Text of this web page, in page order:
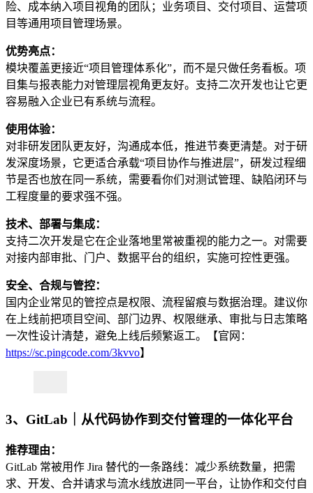
险、成本纳入项目视角的团队；业务项目、交付项目、运营项
目等通用项目管理场景。
优势亮点：
模块覆盖更接近“项目管理体系化”，而不是只做任务看板。项
目集与报表能力对管理层视角更友好。支持二次开发也让它更
容易融入企业已有系统与流程。
使用体验：
对非研发团队更友好，沟通成本低，推进节奏更清楚。对于研
发深度场景，它更适合承载“项目协作与推进层”，研发过程细
节是否也放在同一系统，需要看你们对测试管理、缺陷闭环与
工程度量的要求强不强。
技术、部署与集成：
支持二次开发是它在企业落地里常被重视的能力之一。对需要
对接内部审批、门户、数据平台的组织，实施可控性更强。
安全、合规与管控：
国内企业常见的管控点是权限、流程留痕与数据治理。建议你
在上线前把项目空间、部门边界、权限继承、审批与日志策略
一次性设计清楚，避免上线后频繁返工。【官网：
https://sc.pingcode.com/3kvvo】
3、GitLab｜从代码协作到交付管理的一体化平台
推荐理由：
GitLab 常被用作 Jira 替代的一条路线：减少系统数量，把需
求、开发、合并请求与流水线放进同一平台，让协作和交付自